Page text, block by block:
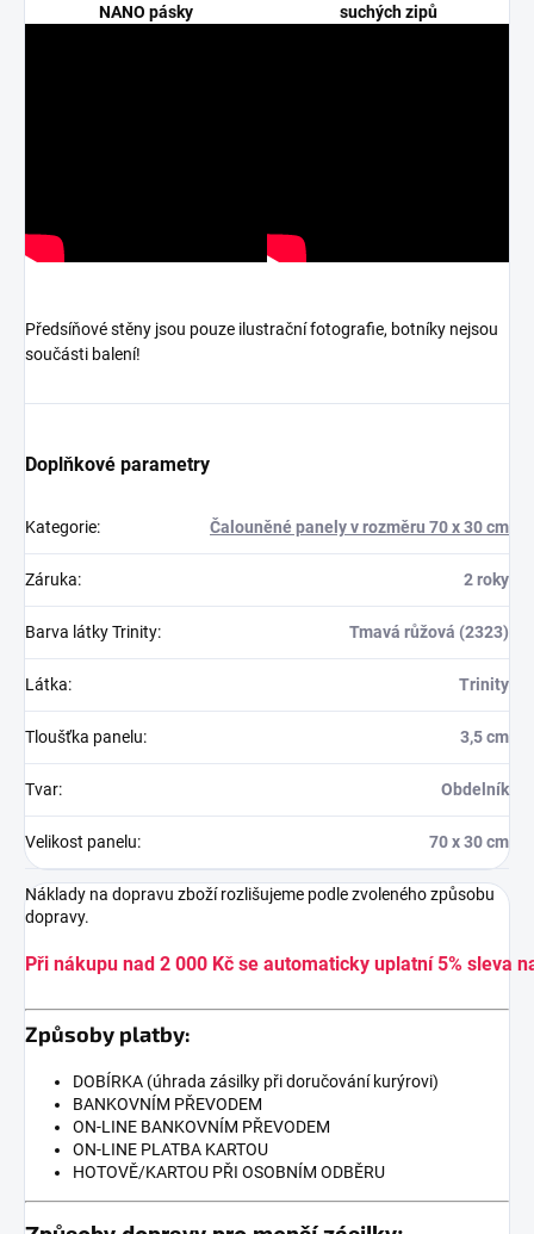
NANO pásky
suchých zipů
Předsíňové stěny jsou pouze ilustrační fotografie, botníky nejsou
součásti balení!
Doplňkové parametry
Kategorie: Čalouněné panely v rozměru 70 x 30 cm
Záruka: 2 roky
Barva látky Trinity: Tmavá růžová (2323)
Látka: Trinity
Tloušťka panelu: 3,5 cm
Tvar: Obdelník
Velikost panelu: 70 x 30 cm
Náklady na dopravu zboží rozlišujeme podle zvoleného způsobu
dopravy.
Při nákupu nad 2 000 Kč se automaticky uplatní 5% sleva
Způsoby platby:
DOBÍRKA (úhrada zásilky při doručování kurýrovi)
BANKOVNÍM PŘEVODEM
ON-LINE BANKOVNÍM PŘEVODEM
ON-LINE PLATBA KARTOU
HOTOVĚ/KARTOU PŘI OSOBNÍM ODBĚRU